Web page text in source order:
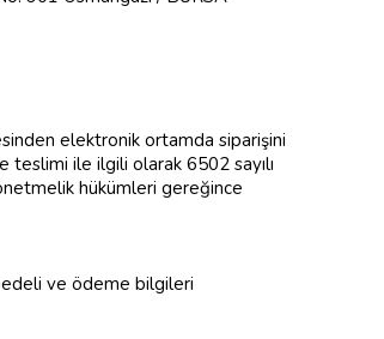
elektronik ortamda siparişini
teslimi ile ilgili olarak 6502 sayılı
hükümleri gereğince
ve ödeme bilgileri